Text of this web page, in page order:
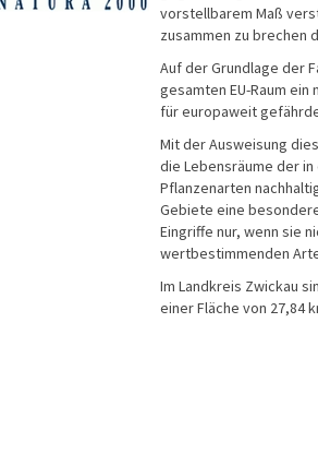
vorstellbarem Maß
zusammen zu brechen
Auf der Grundlage der
gesamten EU-Raum
für europaweit
Mit der Ausweisung
die Lebensräume der
Pflanzenarten
Gebiete eine
Eingriffe nur, wenn sie
wertbestimmenden
Im Landkreis Zwickau
einer Fläche von 27,84